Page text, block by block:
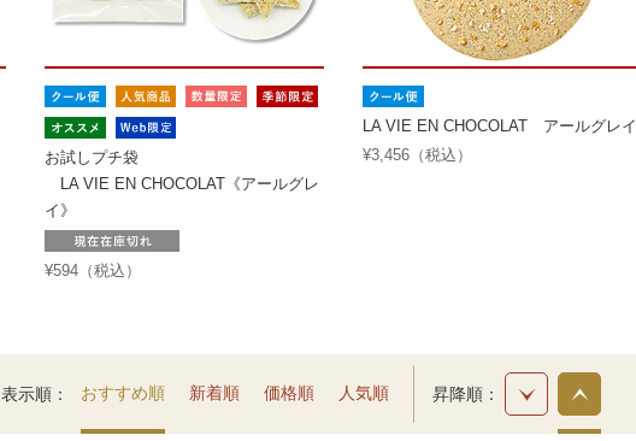
お試しプチ袋
LA VIE EN CHOCOLAT《アールグレ
イ》
¥594（税込）
LA VIE EN CHOCOLAT アールグレイ
¥3,456（税込）
表示順 おすすめ順 新着順 価格順 人気順 昇降順